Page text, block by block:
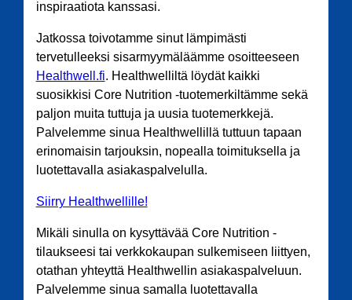
inspiraatiota kanssasi.
Jatkossa toivotamme sinut lämpimästi
tervetulleeksi sisarmyymäläämme osoitteeseen
Healthwell.fi. Healthwelliltä löydät kaikki
suosikkisi Core Nutrition -tuotemerkiltämme sekä
paljon muita tuttuja ja uusia tuotemerkkejä.
Palvelemme sinua Healthwellillä tuttuun tapaan
erinomaisin tarjouksin, nopealla toimituksella ja
luotettavalla asiakaspalvelulla.
Siirry Healthwellille!
Mikäli sinulla on kysyttävää Core Nutrition -
tilaukseesi tai verkkokaupan sulkemiseen liittyen,
otathan yhteyttä Healthwellin asiakaspalveluun.
Palvelemme sinua samalla luotettavalla